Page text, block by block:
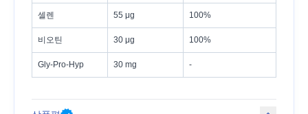
셀렌 55 μg 100%
비오틴 30 μg 100%
Gly-Pro-Hyp 30 mg -